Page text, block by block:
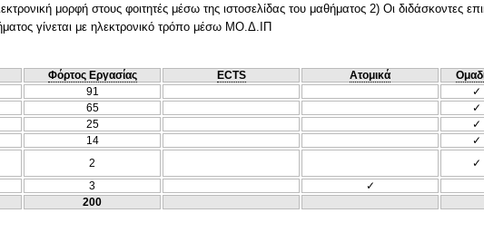
μορφή στους φοιτητές μέσω της ιστοσελίδας του μαθήματος 2) Οι διδάσκοντες
γίνεται με ηλεκτρονικό τρόπο μέσω ΜΟ.Δ.ΙΠ
Φόρτος Εργασίας ECTS Ατομικά
91 ✓
65
✓
25 ✓
14 ✓
2 ✓
3 ✓
200